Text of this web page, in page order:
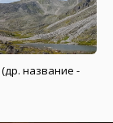
название -